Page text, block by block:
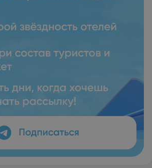
и поло, а также 3 поля для гольфа, на
чемпионаты. Над одним из полей
центра города Ла-Романа и в 1,6 км
в городе Пуэрто-Ла-Романа.
de Campo Restor and Villas
езды от международного